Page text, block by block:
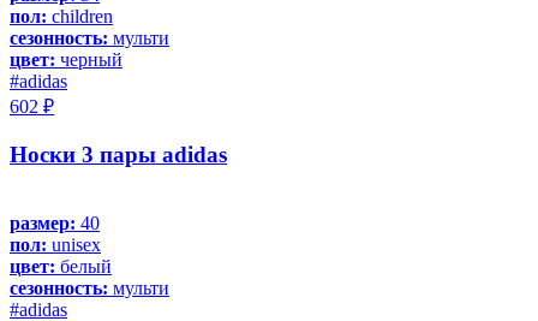
пол: children
сезонность: мульти
цвет: черный
#adidas
602 ₽
Носки 3 пары adidas
размер: 40
пол: unisex
цвет: белый
сезонность: мульти
#adidas